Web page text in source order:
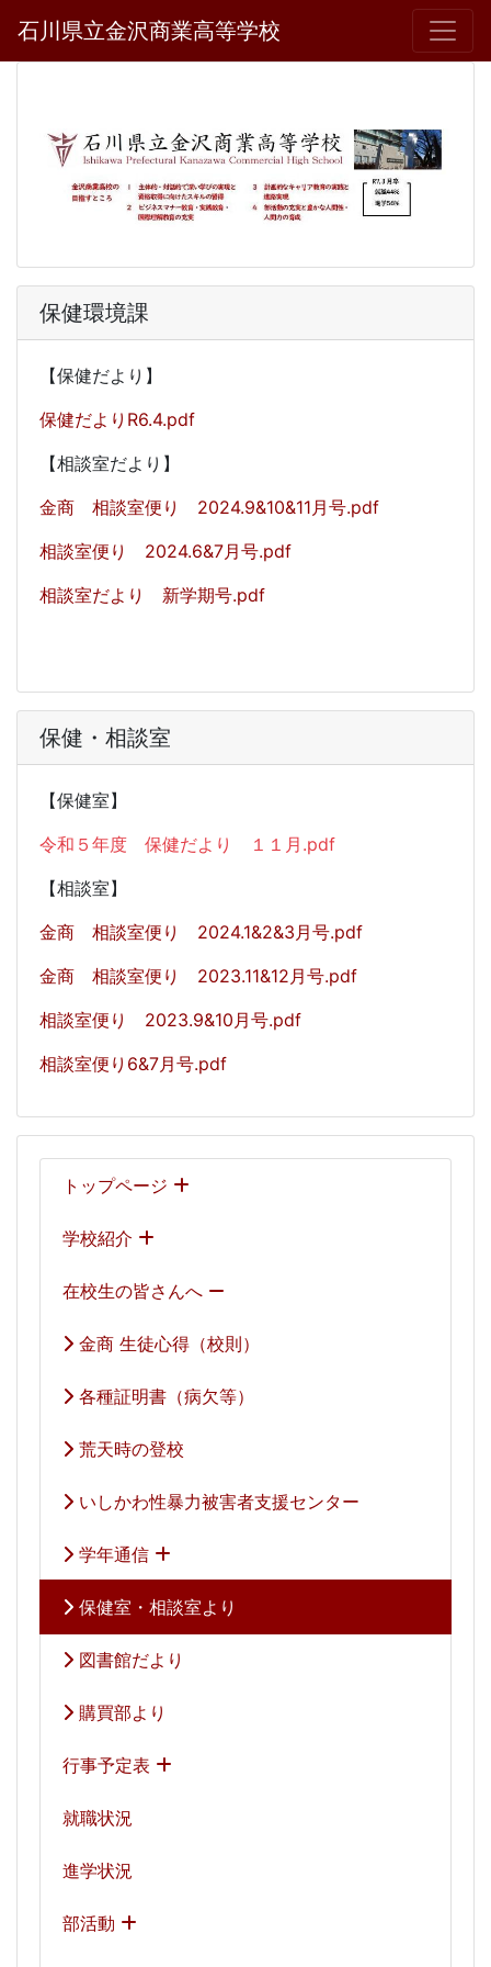
石川県立金沢商業高等学校
トップページ
学校紹介
在校生の皆さんへ
金商 生徒心得（校則）
各種証明書（病欠等）
荒天時の登校
いしかわ性暴力被害者支援センター
学年通信
保健室・相談室より
図書館だより
購買部より
行事予定表
就職状況
進学状況
部活動
保健環境課
【保健だより】
保健だよりR6.4.pdf
【相談室だより】
金商 相談室便り 2024.9&10&11月号.pdf
相談室便り 2024.6&7月号.pdf
相談室だより 新学期号.pdf
保健・相談室
【保健室】
令和５年度 保健だより １１月.pdf
【相談室】
金商 相談室便り 2024.1&2&3月号.pdf
金商 相談室便り 2023.11&12月号.pdf
相談室便り 2023.9&10月号.pdf
相談室便り6&7月号.pdf